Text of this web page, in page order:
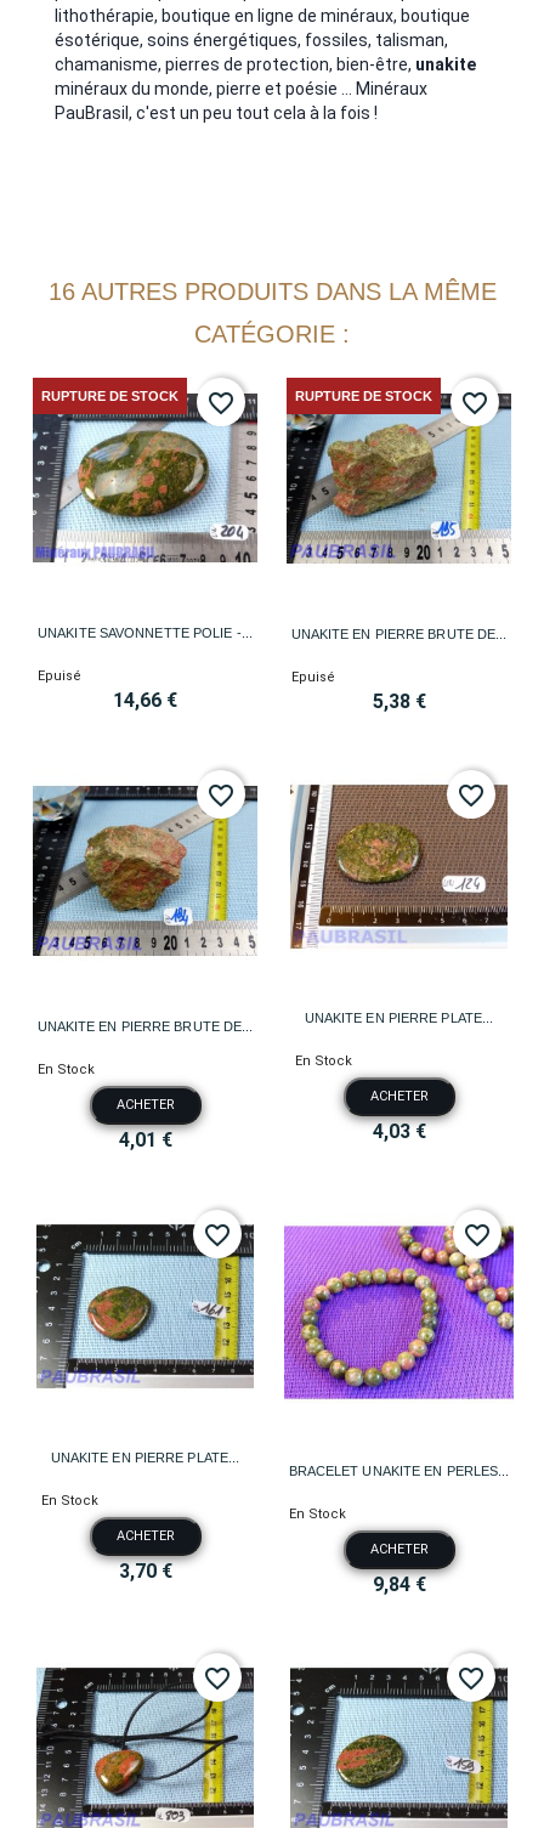
lithothérapie, boutique en ligne de minéraux, boutique
ésotérique, soins énergétiques, fossiles, talisman,
chamanisme, pierres de protection, bien-être, unakite
minéraux du monde, pierre et poésie ... Minéraux
PauBrasil, c'est un peu tout cela à la fois !
16 AUTRES PRODUITS DANS LA MÊME
CATÉGORIE :
UNAKITE SAVONNETTE POLIE -...
Epuisé
14,66 €
RUPTURE DE STOCK favorite_border
UNAKITE EN PIERRE BRUTE DE...
Epuisé
5,38 €
RUPTURE DE STOCK favorite_border
UNAKITE EN PIERRE BRUTE DE...
En Stock
ACHETER
4,01 €
favorite_border
UNAKITE EN PIERRE PLATE...
En Stock
ACHETER
4,03 €
favorite_border
UNAKITE EN PIERRE PLATE...
En Stock
ACHETER
3,70 €
favorite_border
BRACELET UNAKITE EN PERLES...
En Stock
ACHETER
9,84 €
favorite_border
favorite_border favorite_border